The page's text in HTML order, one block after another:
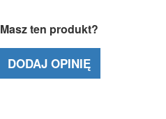
Masz ten produkt?
DODAJ OPINIĘ